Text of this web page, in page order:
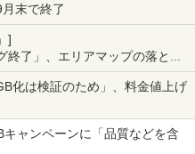
末で終了
]
了」、エリアマップの落とし
化は検証のため」、料金値上げ
ャンペーンに「品質などを含